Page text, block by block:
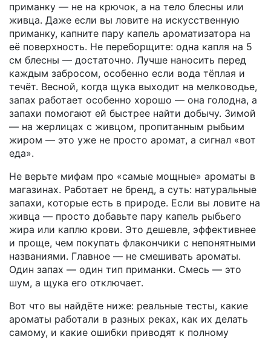
приманку — не на крючок, а на тело блесны или
живца. Даже если вы ловите на искусственную
приманку, капните пару капель ароматизатора на
её поверхность. Не переборщите: одна капля на 5
см блесны — достаточно. Лучше наносить перед
каждым забросом, особенно если вода тёплая и
течёт. Весной, когда щука выходит на мелководье,
запах работает особенно хорошо — она голодна, а
запахи помогают ей быстрее найти добычу. Зимой
— на жерлицах с живцом, пропитанным рыбьим
жиром — это уже не просто аромат, а сигнал «вот
еда».
Не верьте мифам про «самые мощные» ароматы в
магазинах. Работает не бренд, а суть: натуральные
запахи, которые есть в природе. Если вы ловите на
живца — просто добавьте пару капель рыбьего
жира или каплю крови. Это дешевле, эффективнее
и проще, чем покупать флакончики с непонятными
названиями. Главное — не смешивать ароматы.
Один запах — один тип приманки. Смесь — это
шум, а щука его отключает.
Вот что вы найдёте ниже: реальные тесты, какие
ароматы работали в разных реках, как их делать
самому, и какие ошибки приводят к полному